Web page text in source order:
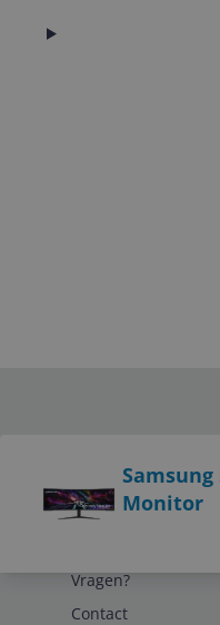
Samsung
Monitor
Vragen?
Contact